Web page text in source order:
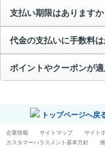
支払い期限はありますか
代金の支払いに手数料
ポイントやクーポンが適
トップページへ戻
企業情報 サイトマップ サイト
カスタマーハラスメント基本方針